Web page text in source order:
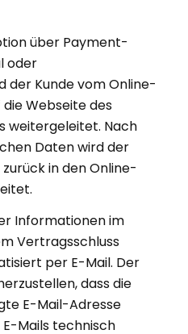
über Payment-
oder
der Kunde vom Online-
Webseite des
weitergeleitet. Nach
Daten wird der
in den Online-
Informationen im
Vertragsschluss
per E-Mail. Der
dass die
E-Mail-Adresse
Mails technisch